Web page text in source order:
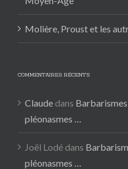
Molière, Proust et les
COMMENTAIRES RÉCENTS
Claude dans
pléonasmes …
Joël Lodé dans
pléonasmes …